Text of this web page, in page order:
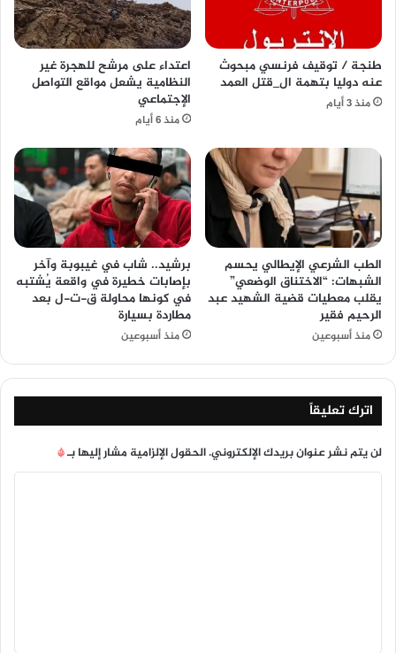
طنجة / توقيف فرنسي مبحوث
عنه دوليا بتهمة ال_قتل العمد
منذ 3 أيام
اعتداء على مرشح للهجرة غير
النظامية يشعل مواقع التواصل
الإجتماعي
منذ 6 أيام
الطب الشرعي الإيطالي يحسم
الشبهات: “الاختناق الوضعي”
يقلب معطيات قضية الشهيد عبد
الرحيم فقير
منذ أسبوعين
برشيد.. شاب في غيبوبة وآخر
بإصابات خطيرة في واقعة يُشتبه
في كونها محاولة ق-ت-ل بعد
مطاردة بسيارة
منذ أسبوعين
اترك تعليقاً
لن يتم نشر عنوان بريدك الإلكتروني.الحقول الإلزامية مشار إليها بـ*